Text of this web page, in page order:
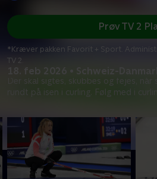
18. feb 2026 • Schweiz-
Der skal sigtes, skubbes og fejes, når
rundt på isen i curling. Følg med i
Prøv TV 2
*Kræver pakken Favorit + Sport.
TV 2.